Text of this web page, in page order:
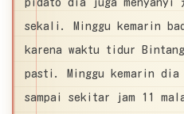
sekali. Minggu kemarin
karena waktu tidur
pasti. Minggu kemarin
sampai sekitar jam 11